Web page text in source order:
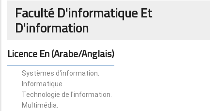
Faculté D'informatique Et
D'information
Licence En (arabe/anglais)
Systèmes d'information.
Informatique.
Technologie de l'information.
Multimédia.